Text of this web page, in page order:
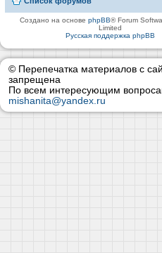
Создано на основеphpBB® Forum
Limited
Русская поддержка phpBB
© Перепечатка материалов с
запрещена
По всем интересующим
mishanita@yandex.ru